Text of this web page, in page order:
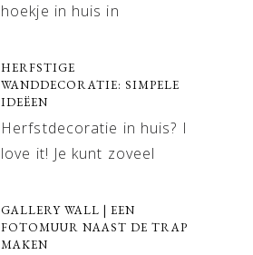
hoekje in huis in
HERFSTIGE
WANDDECORATIE: SIMPELE
IDEËEN
Herfstdecoratie in huis? I
love it! Je kunt zoveel
GALLERY WALL | EEN
FOTOMUUR NAAST DE TRAP
MAKEN